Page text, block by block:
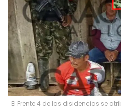
El Frente 4 de las disidencias se